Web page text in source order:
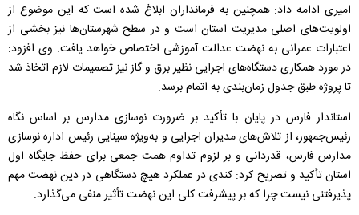
امیری ادامه داد: همچنین به فرمانداران ابلاغ شده است که این موضوع از
اولویت‌های اصلی مدیریت استان است و در سطح شهرستان‌ها نیز بخشی از
اعتبارات عمرانی به نهضت عدالت آموزشی اختصاص خواهد یافت. وی افزود:
در مورد همکاری دستگاه‌های اجرایی نظیر برق و گاز نیز تصمیمات لازم اتخاذ شد
تا پروژه طبق جدول زمان‌بندی به اتمام برسد.
استاندار فارس در پایان با تأکید بر ضرورت نوسازی مدارس بر اساس نگاه
رئیس‌جمهور، از تلاش‌های مدیران اجرایی و به‌ویژه سینایی رئیس اداره نوسازی
مدارس فارس، قدردانی و بر لزوم تداوم همت جمعی برای حفظ جایگاه اول
استان تأکید و تصریح کرد: کندی در عملکرد هیچ دستگاهی در دین نهضت مهم
پذیرفتنی نیست چرا که بر پیشرفت کلی این نهضت تأثیر منفی می‌گذارد.